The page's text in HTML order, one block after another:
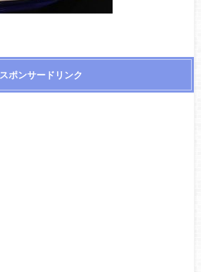
スポンサードリンク